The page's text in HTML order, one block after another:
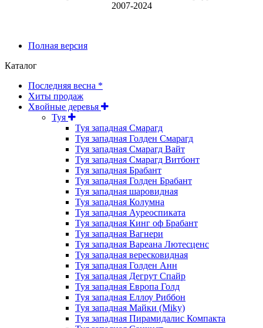
2007-2024
Полная версия
Каталог
Последняя весна *
Хиты продаж
Хвойные деревья
Туя
Туя западная Смарагд
Туя западная Голден Смарагд
Туя западная Смарагд Вайт
Туя западная Смарагд Витбонт
Туя западная Брабант
Туя западная Голден Брабант
Туя западная шаровидная
Туя западная Колумна
Туя западная Ауреоспиката
Туя западная Кинг оф Брабант
Туя западная Вагнери
Туя западная Вареана Лютесценс
Туя западная вересковидная
Туя западная Голден Анн
Туя западная Дегрут Спайр
Туя западная Европа Голд
Туя западная Еллоу Риббон
Туя западная Майки (Miky)
Туя западная Пирамидалис Компакта